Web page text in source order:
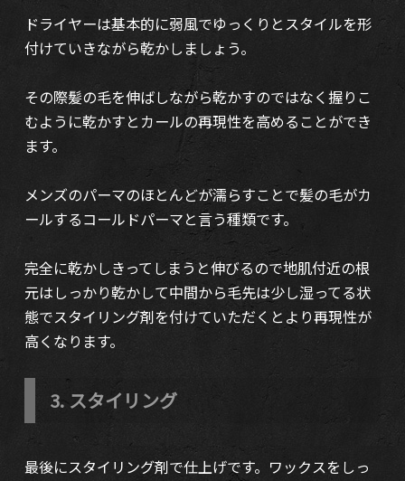
ドライヤーは基本的に弱風でゆっくりとスタイルを形
付けていきながら乾かしましょう。
その際髪の毛を伸ばしながら乾かすのではなく握りこ
むように乾かすとカールの再現性を高めることができ
ます。
メンズのパーマのほとんどが濡らすことで髪の毛がカ
ールするコールドパーマと言う種類です。
完全に乾かしきってしまうと伸びるので地肌付近の根
元はしっかり乾かして中間から毛先は少し湿ってる状
態でスタイリング剤を付けていただくとより再現性が
高くなります。
3. スタイリング
最後にスタイリング剤で仕上げです。ワックスをしっ